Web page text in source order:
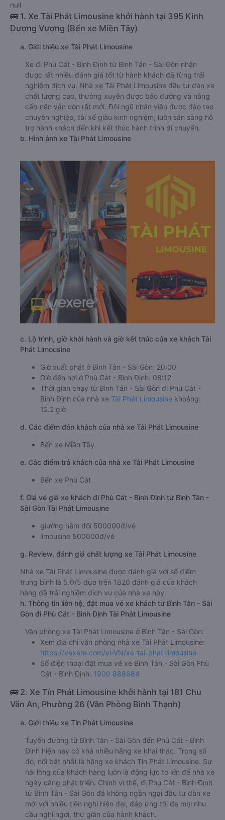
null
🚌 1. Xe Tài Phát Limousine khởi hành tại 395 Kinh
Dương Vương (Bến xe Miền Tây)
a. Giới thiệu xe Tài Phát Limousine
Xe đi Phù Cát - Bình Định từ Bình Tân - Sài Gòn nhận
được rất nhiều đánh giá tốt từ hành khách đã từng trải
nghiệm dịch vụ. Nhà xe Tài Phát Limousine đầu tư dàn xe
chất lượng cao, thường xuyên được bảo dưỡng và nâng
cấp nên vẫn còn rất mới. Đội ngũ nhân viên được đào tạo
chuyên nghiệp, tài xế giàu kinh nghiệm, luôn sẵn sàng hỗ
trợ hành khách đến khi kết thúc hành trình di chuyển.
b. Hình ảnh xe Tài Phát Limousine
c. Lộ trình, giờ khởi hành và giờ kết thúc của xe khách Tài
Phát Limousine
Giờ xuất phát ở Bình Tân - Sài Gòn: 20:00
Giờ đến nơi ở Phù Cát - Bình Định: 08:12
Thời gian chạy từ Bình Tân - Sài Gòn đi Phù Cát -
Bình Định của nhà xe Tài Phát Limousine khoảng:
12.2 giờ
d. Các điểm đón khách của nhà xe Tài Phát Limousine
Bến xe Miền Tây
e. Các điểm trả khách của nhà xe Tài Phát Limousine
Bến xe Phù Cát
f. Giá vé giá xe khách đi Phù Cát - Bình Định từ Bình Tân -
Sài Gòn Tài Phát Limousine
giường nằm đôi 500000đ/vé
limousine 500000đ/vé
g. Review, đánh giá chất lượng xe Tài Phát Limousine
Nhà xe Tài Phát Limousine được đánh giá với số điểm
trung bình là 5.0/5 dựa trên 1820 đánh giá của khách
hàng đã trải nghiệm dịch vụ của nhà xe này.
h. Thông tin liên hệ, đặt mua vé xe khách từ Bình Tân - Sài
Gòn đi Phù Cát - Bình Định Tài Phát Limousine
Văn phòng xe Tài Phát Limousine ở Bình Tân - Sài Gòn:
Xem địa chỉ văn phòng nhà xe Tài Phát Limousine:
https://vexere.com/vi-VN/xe-tai-phat-limousine
Số điện thoại đặt mua vé xe Bình Tân - Sài Gòn Phù
Cát - Bình Định: 1900 888684
🚌 2. Xe Tín Phát Limousine khởi hành tại 181 Chu
Văn An, Phường 26 (Văn Phòng Bình Thạnh)
a. Giới thiệu xe Tín Phát Limousine
Tuyến đường từ Bình Tân - Sài Gòn đến Phù Cát - Bình
Định hiện nay có khá nhiều hãng xe khai thác. Trong số
đó, nổi bật nhất là hãng xe khách Tín Phát Limousine. Sự
hài lòng của khách hàng luôn là động lực to lớn để nhà xe
ngày càng phát triển. Chính vì thế, đi Phù Cát - Bình Định
từ Bình Tân - Sài Gòn đã không ngần ngại đầu tư dàn xe
mới với nhiều tiện nghi hiện đại, đáp ứng tối đa mọi nhu
cầu nghỉ ngơi, thư giãn của hành khách.